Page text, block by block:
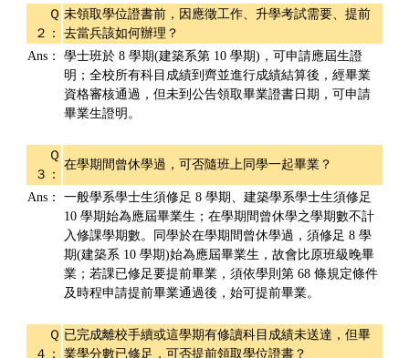
Ｑ
２：
未領取學位證書前，因應徵工作、升學考試需要、提前
去當兵該如何辦理？
Ans：
學士班於 8 學期(建築系第 10 學期)，可申請應屆生證
明；全校所有科目成績到齊並進行成績結算後，經畢業
資格審核通過，但未到公告領取畢業證書日期，可申請
畢業生證明。
Ｑ
３：
在學期間曾休學過，可否隨班上同學一起畢業？
Ans：
一般學系學士生須修足 8 學期、建築學系學士生須修足
10 學期始為應屆畢業生；在學期間曾休學之學期數不計
入修課學期數。同學於在學期間曾休學過，須修足 8 學
期(建築系 10 學期)始為應屆畢業生，故會比原班級晚畢
業；若課已修足要提前畢業，須依學則第 68 條規定條件
及時程申請提前畢業通過後，始可提前畢業。
Ｑ
４：
已完成離校手續或這學期有修讀科目成績未送達，但畢
業學分數已修足，可否提前領取學位證書？